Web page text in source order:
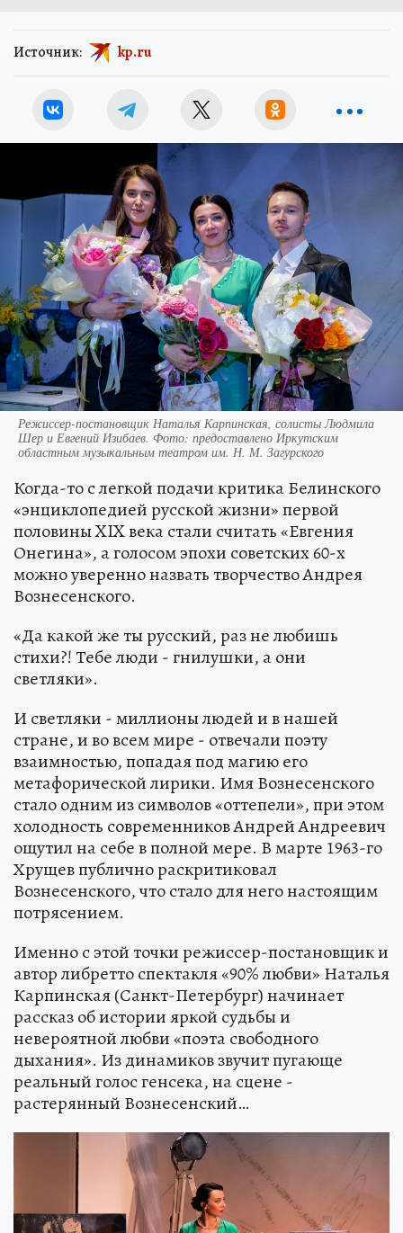
Источник: kp.ru
Режиссер-постановщик Наталья Карпинская, солисты Людмила
Шер и Евгений Изибаев. Фото: предоставлено Иркутским
областным музыкальным театром им. Н. М. Загурского
Когда-то с легкой подачи критика Белинского
«энциклопедией русской жизни» первой
половины XIX века стали считать «Евгения
Онегина», а голосом эпохи советских 60-х
можно уверенно назвать творчество Андрея
Вознесенского.
«Да какой же ты русский, раз не любишь
стихи?! Тебе люди - гнилушки, а они
светляки».
И светляки - миллионы людей и в нашей
стране, и во всем мире - отвечали поэту
взаимностью, попадая под магию его
метафорической лирики. Имя Вознесенского
стало одним из символов «оттепели», при этом
холодность современников Андрей Андреевич
ощутил на себе в полной мере. В марте 1963-го
Хрущев публично раскритиковал
Вознесенского, что стало для него настоящим
потрясением.
Именно с этой точки режиссер-постановщик и
автор либретто спектакля «90% любви» Наталья
Карпинская (Санкт-Петербург) начинает
рассказ об истории яркой судьбы и
невероятной любви «поэта свободного
дыхания». Из динамиков звучит пугающе
реальный голос генсека, на сцене -
растерянный Вознесенский…